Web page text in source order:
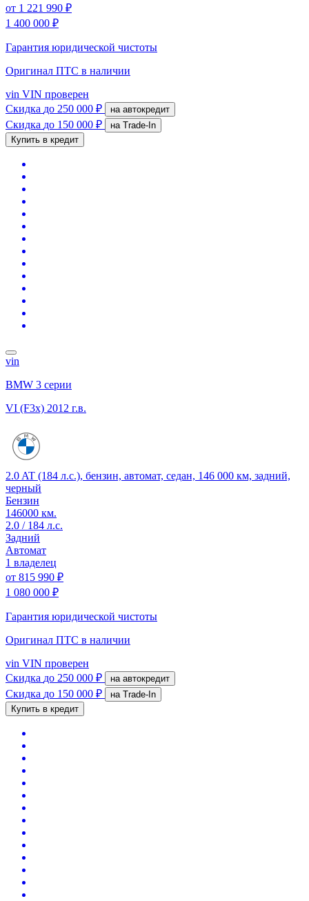
от 1 221 990 ₽
1 400 000 ₽
Гарантия юридической чистоты
Оригинал ПТС в наличии
vin VIN проверен
Скидка до 250 000 ₽ на автокредит
Скидка до 150 000 ₽
на Trade-In
Купить в кредит
vin
BMW 3 серии
VI (F3x) 2012 г.в.
2.0 AT (184 л.с.), бензин, автомат, седан, 146 000 км, задний,
черный
Бензин
146000 км.
2.0 / 184 л.с.
Задний
Автомат
1 владелец
от 815 990 ₽
1 080 000 ₽
Гарантия юридической чистоты
Оригинал ПТС в наличии
vin VIN проверен
Скидка до 250 000 ₽ на автокредит
Скидка до 150 000 ₽
на Trade-In
Купить в кредит